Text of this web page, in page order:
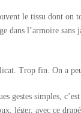
le tissu dont on
dans l’armoire sans
Trop fin. On a
gestes simples,
léger, avec ce